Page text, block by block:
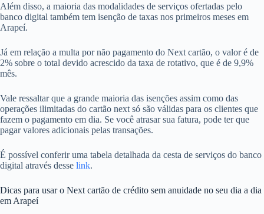
Além disso, a maioria das modalidades de serviços ofertadas pelo
banco digital também tem isenção de taxas nos primeiros meses em
Arapeí.
Já em relação a multa por não pagamento do Next cartão, o valor é de
2% sobre o total devido acrescido da taxa de rotativo, que é de 9,9%
mês.
Vale ressaltar que a grande maioria das isenções assim como das
operações ilimitadas do cartão next só são válidas para os clientes que
fazem o pagamento em dia. Se você atrasar sua fatura, pode ter que
pagar valores adicionais pelas transações.
É possível conferir uma tabela detalhada da cesta de serviços do banco
digital através desse link.
Dicas para usar o Next cartão de crédito sem anuidade no seu dia a dia
em Arapeí